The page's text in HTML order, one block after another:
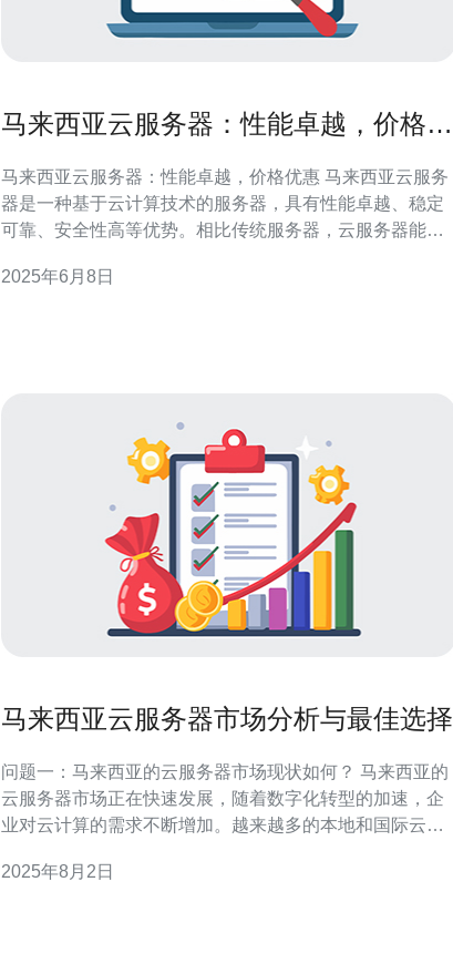
马来西亚云服务器：性能卓越，价格优
马来西亚云服务器：性能卓越，价格优惠 马来西亚云服务
器是一种基于云计算技术的服务器，具有性能卓越、稳定
可靠、安全性高等优势。相比传统服务器，云服务器能够
器采用先进的硬件设备和高效的数据中心架构，可以确保
2025年6月8日
马来西亚云服务器市场分析与最佳选择
问题一：马来西亚的云服务器市场现状如何？ 马来西亚的
云服务器市场正在快速发展，随着数字化转型的加速，企
业对云计算的需求不断增加。越来越多的本地和国际云服
有云和混合云服务。此外，政府积极推动数字经济发展，
2025年8月2日